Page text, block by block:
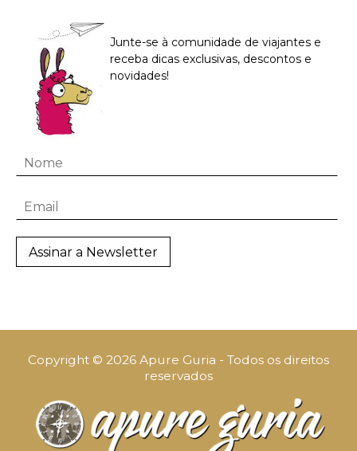
Junte-se à comunidade de viajantes e
receba dicas exclusivas, descontos e
novidades!
Copyright © 2026 Apure Guria - Todos os direitos
reservados